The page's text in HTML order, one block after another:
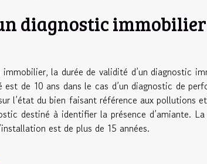
diagnostic immobilier
la durée de validité d’un diagnostic
de 10 ans dans le cas d’un diagnostic de
l’état du bien faisant référence aux pollutions
destiné à identifier la présence d’amiante.
est de plus de 15 années.